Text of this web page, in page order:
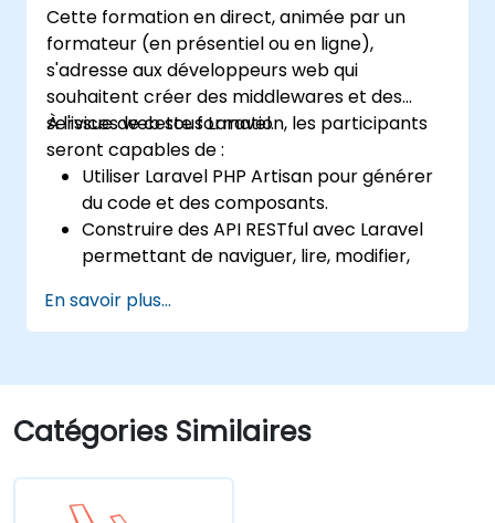
Cette formation en direct, animée par un
formateur (en présentiel ou en ligne),
s'adresse aux développeurs web qui
souhaitent créer des middlewares et des
services web sous Laravel.
À l'issue de cette formation, les participants
seront capables de :
Utiliser Laravel PHP Artisan pour générer
du code et des composants.
Construire des API RESTful avec Laravel
permettant de naviguer, lire, modifier,
Filtrer et trier les résultats en fonction
des paramètres URL via des API RESTful.
En savoir plus...
Catégories Similaires